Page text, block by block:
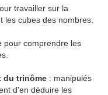
travailler sur la
les cubes des nombres.
pour comprendre les
du trinôme : manipulés
d'en déduire les